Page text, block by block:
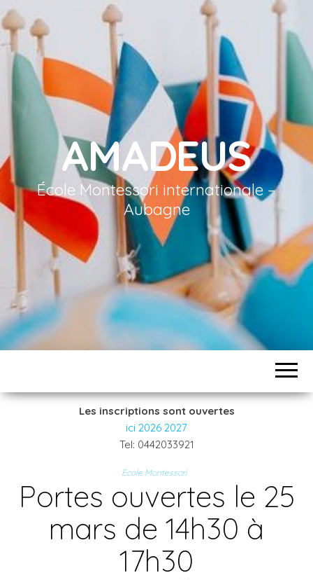
AMADEUS
École Montessori internationale –
Aubagne
Les inscriptions sont ouvertes
ici 2026 2027
Tel: 0442033921
Ecole Montessori
Portes ouvertes le 25
mars de 14h30 à
17h30